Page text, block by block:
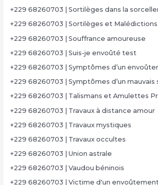
+229 68260703 | Sortilèges dans la
+229 68260703 | Sortilèges et Malédictions
+229 68260703 | Souffrance amoureuse
+229 68260703 | Suis-je envoûté test
+229 68260703 | Symptômes d’un
+229 68260703 | Symptômes d’un mauvais
+229 68260703 | Talismans et Amulettes
+229 68260703 | Travaux à distance amour
+229 68260703 | Travaux mystiques
+229 68260703 | Travaux occultes
+229 68260703 | Union astrale
+229 68260703 | Vaudou béninois
+229 68260703 | Victime d'un